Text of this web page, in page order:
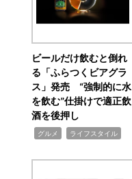
ビールだけ飲むと倒れ
る「ふらつくビアグラ
ス」発売 “強制的に水
を飲む”仕掛けで適正飲
酒を後押し
グルメ ライフスタイル